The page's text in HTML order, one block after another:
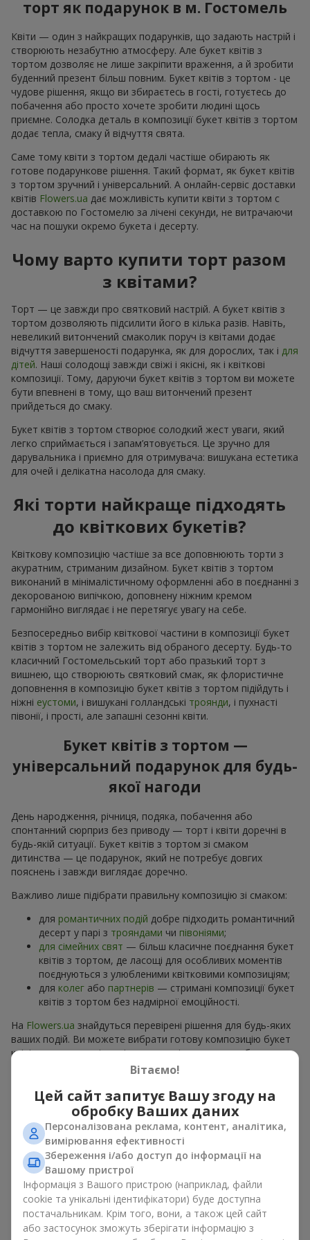
торт як подарунок в м. Гостомель
Квіти — один з найкращих подарунків, що задають настрій і
створюють незабутню атмосферу. Але букет квітів з
тортом дозволяє не лише закріпити враження, а й зробити
буденний презент більш повним. Букет квітів з тортом - це
чудове рішення, якщо ви збираєтесь в гості, готуєтесь до
побачення або просто хочете зробити людині щось
приємне. Солодка деталь в композиції букет квітів з тортом
додає тепла, смаку й відчуття свята.
Саме тому квіти з тортом дедалі частіше обирають як
готове подарункове рішення. Такий формат, як букет квітів
з тортом зручний і універсальний. А онлайн-сервіс доставки
квітів Flowers.ua дає можливість купити квіти з тортом с
доставкою по Гостомелю за лічені секунди, не витрачаючи
час на пошуки окремо букета і десерту.
Чому варто купити торт разом
з квітами?
Торт — це завжди про святковий настрій. А букет квітів з
тортом дозволяють підсилити його в кілька разів. Навіть,
невеликий витончений смаколик поруч із квітами додає
відчуття завершеності подарунка, як для дорослих, так і для
дітей. Наші солодощі завжди свіжі і якісні, як і квіткові
композиції. Тому, даруючи букет квітів з тортом ви можете
бути впевнені в тому, що ваш витончений презент
прийдеться до смаку.
Букет квітів з тортом створює солодкий жест уваги, який
легко сприймається і запам’ятовується. Це зручно для
дарувальника і приємно для отримувача: вишукана естетика
для очей і делікатна насолода для смаку.
Які торти найкраще підходять
до квіткових букетів?
Квіткову композицію частіше за все доповнюють торти з
акуратним, стриманим дизайном. Букет квітів з тортом
виконаний в мінімалістичному оформленні або в поєднанні з
декорованою випічкою, доповнену ніжним кремом
гармонійно виглядає і не перетягує увагу на себе.
Безпосередньо вибір квіткової частини в композиції букет
квітів з тортом не залежить від обраного десерту. Будь-то
класичний Гостомельський торт або празький торт з
вишнею, що створюють святковий смак, як флористичне
доповнення в композицію букет квітів з тортом підійдуть і
ніжні еустоми, і вишукані голландські троянди, і пухнасті
півонії, і прості, але запашні сезонні квіти.
Букет квітів з тортом —
універсальний подарунок для будь-
якої нагоди
День народження, річниця, подяка, побачення або
спонтанний сюрприз без приводу — торт і квіти доречні в
будь-якій ситуації. Букет квітів з тортом зі смаком
дитинства — це подарунок, який не потребує довгих
пояснень і завжди виглядає доречно.
Важливо лише підібрати правильну композицію зі смаком:
для романтичних подій добре підходить романтичний
десерт у парі з трояндами чи півоніями;
для сімейних свят — більш класичне поєднання букет
квітів з тортом, де ласощі для особливих моментів
поєднуються з улюбленими квітковими композиціям;
для колег або партнерів — стримані композиції букет
квітів з тортом без надмірної емоційності.
На Flowers.ua знайдуться перевірені рішення для будь-яких
ваших подій. Ви можете вибрати готову композицію букет
квітів з тортом з відповідного розділу каталогу або
замовити окремо солодкий дарунок і вподобані квіти.
Торти з живими квітами —
краса та смак в одному
подарунку
Торти з живими квітами – це сучасне поєднання
флористики та гастрономічної естетики. Ексклюзивний
десерт в поєднанні звишуканим букетомвиглядає ефектно,
стильно й підкреслює особливість події, якдень
Вітаємо!
Цей сайт запитує Вашу згоду на
обробку Ваших даних
Персоналізована реклама, контент, аналітика,
вимірювання ефективності
Збереження і/або доступ до інформації на
Вашому пристрої
Інформація з Вашого пристрою (наприклад, файли
cookie та унікальні ідентифікатори) буде доступна
постачальникам. Крім того, вони, а також цей сайт
або застосунок зможуть зберігати інформацію з